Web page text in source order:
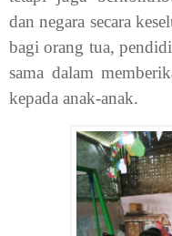
dan negara secara
bagi orang tua,
sama dalam
kepada anak-anak.